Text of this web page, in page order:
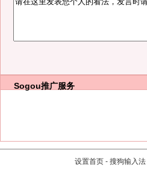
Sogou推广服务
设置首页 - 搜狗输入法